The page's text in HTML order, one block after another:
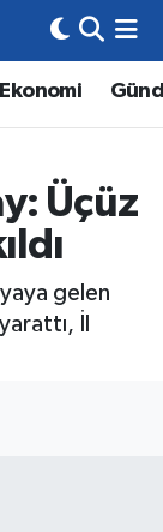
Ekonomi
Üçüz
gelen
İl